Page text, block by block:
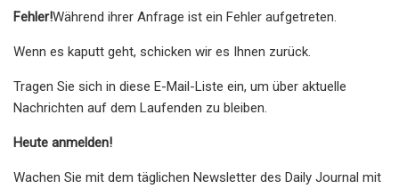
Fehler!Während ihrer Anfrage ist ein Fehler aufgetreten.
Wenn es kaputt geht, schicken wir es Ihnen zurück.
Tragen Sie sich in diese E-Mail-Liste ein, um über aktuelle
Nachrichten auf dem Laufenden zu bleiben.
Heute anmelden!
Wachen Sie mit dem täglichen Newsletter des Daily Journal mit